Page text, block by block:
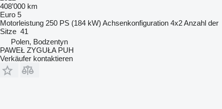
408’000 km
Euro 5
Motorleistung 250 PS (184 kW) Achsenkonfiguration 4x2Anzahl der
Sitze 41
Polen, Bodzentyn
PAWEŁ ZYGUŁA PUH
Verkäufer kontaktieren